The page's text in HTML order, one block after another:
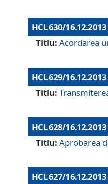
HCL 630/16.12.2013
Titlu: Acordarea
HCL 629/16.12.2013
Titlu:
HCL 628/16.12.2013
Titlu: Aprobarea
HCL 627/16.12.2013